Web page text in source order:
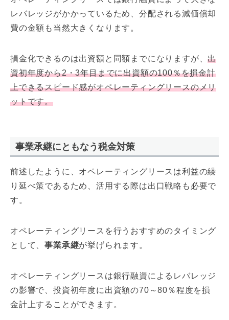
レバレッジがかかっているため、分配される減価償却
費の金額も当然大きくなります。
損金化できるのは出資額と同額までになりますが、出
資初年度から2・3年目までに出資額の100％を損金計
上できるスピード感がオペレーティングリースのメリ
ットです。
事業承継にともなう税金対策
前述したように、オペレーティングリースは利益の繰
り延べ策であるため、活用する際は出口戦略も必要で
す。
オペレーティングリースを行うおすすめのタイミング
として、事業承継が挙げられます。
オペレーティングリースは銀行融資によるレバレッジ
の影響で、投資初年度に出資額の70～80％程度を損
金計上することができます。